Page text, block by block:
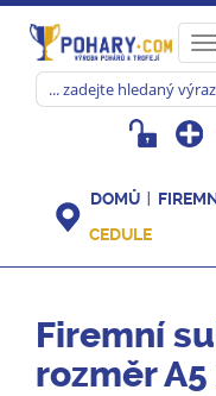
DOMŮ
CEDULE
Firemní
rozměr